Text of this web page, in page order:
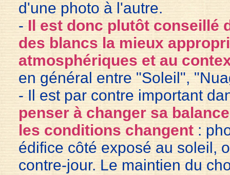
d'une photo à l'autre.
- Il est donc plutôt conseillé
des blancs la mieux
atmosphériques et au
en général entre "Soleil",
- Il est par contre important
penser à changer sa
les conditions changent:
édifice côté exposé au soleil,
contre-jour. Le maintien du